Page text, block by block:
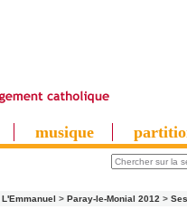
musique
L'Emmanuel > Paray-le-Monial 2012 >